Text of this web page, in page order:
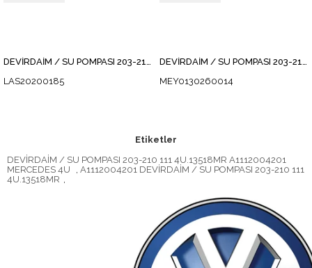
DEVİRDAİM / SU POMPASI 203-210 111
LAS20200185
DEVİRDAİM / SU POMPASI 203-210 111
MEY0130260014
Etiketler
DEVİRDAİM / SU POMPASI 203-210 111 4U.13518MR A1112004201
MERCEDES 4U
, A1112004201 DEVİRDAİM / SU POMPASI 203-210 111
4U.13518MR ,